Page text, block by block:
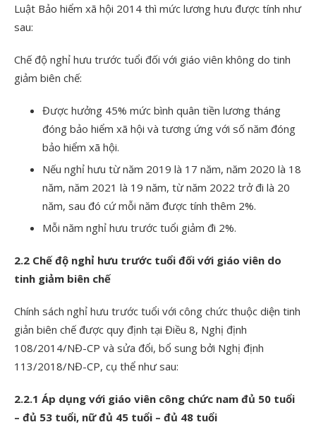
Luật Bảo hiểm xã hội 2014 thì mức lương hưu được tính như
sau:
Chế độ nghỉ hưu trước tuổi đối với giáo viên không do tinh
giảm biên chế:
Được hưởng 45% mức bình quân tiền lương tháng
đóng bảo hiểm xã hội và tương ứng với số năm đóng
bảo hiểm xã hội.
Nếu nghỉ hưu từ năm 2019 là 17 năm, năm 2020 là 18
năm, năm 2021 là 19 năm, từ năm 2022 trở đi là 20
năm, sau đó cứ mỗi năm được tính thêm 2%.
Mỗi năm nghỉ hưu trước tuổi giảm đi 2%.
2.2 Chế độ nghỉ hưu trước tuổi đối với giáo viên do
tinh giảm biên chế
Chính sách nghỉ hưu trước tuổi với công chức thuộc diện tinh
giản biên chế được quy định tại Điều 8, Nghị định
108/2014/NĐ-CP và sửa đổi, bổ sung bởi Nghị định
113/2018/NĐ-CP, cụ thể như sau:
2.2.1 Áp dụng với giáo viên công chức nam đủ 50 tuổi
– đủ 53 tuổi, nữ đủ 45 tuổi – đủ 48 tuổi